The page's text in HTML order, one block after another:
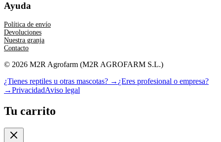
Ayuda
Política de envío
Devoluciones
Nuestra granja
Contacto
© 2026 M2R Agrofarm (M2R AGROFARM S.L.)
¿Tienes reptiles u otras mascotas? → ¿Eres profesional o empresa?
→PrivacidadAviso legal
Tu carrito